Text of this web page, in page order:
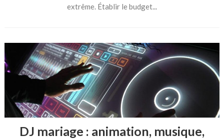
extrême. Établir le budget...
DJ mariage : animation, musique,